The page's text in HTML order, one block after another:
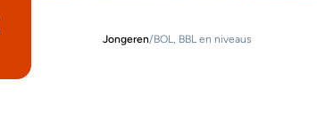
Jongeren/BOL, BBL en niveaus